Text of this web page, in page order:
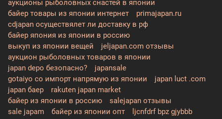
аукционы рыболовных снастей в японии
байер товары из японии интернет
primajapan.ru
cdjapan осуществялет ли доставку в рф
байер япония из японии в россию
выкуп из японии вещей
jeljapan.com отзывы
аукцион рыболовных товаров в японии
japan depo безопасно?
japansale
gotaiyo co импорт напрямую из японии
japan luct .com
japan баер
rakuten japan market
байер из японии в россию
salejapan отзывы
sale japam
байер из японии опт
ljcnfdrf bpz gjybbb